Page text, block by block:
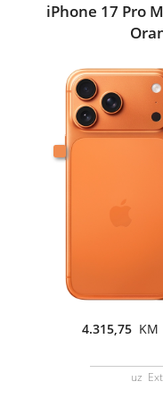
iPhone 17 Pro
4.315,75
uz